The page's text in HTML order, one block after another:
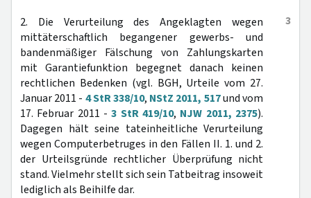
3
2. Die Verurteilung des Angeklagten wegen
mittäterschaftlich begangener gewerbs- und
bandenmäßiger Fälschung von Zahlungskarten
mit Garantiefunktion begegnet danach keinen
rechtlichen Bedenken (vgl. BGH, Urteile vom 27.
Januar 2011 - 4 StR 338/10, NStZ 2011, 517und vom
17. Februar 2011 -3 StR 419/10, NJW 2011, 2375).
Dagegen hält seine tateinheitliche Verurteilung
wegen Computerbetruges in den Fällen II. 1. und 2.
der Urteilsgründe rechtlicher Überprüfung nicht
stand. Vielmehr stellt sich sein Tatbeitrag insoweit
lediglich als Beihilfe dar.